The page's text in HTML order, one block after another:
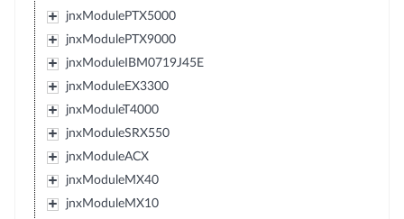
jnxModulePTX5000
jnxModulePTX9000
jnxModuleIBM0719J45E
jnxModuleEX3300
jnxModuleT4000
jnxModuleSRX550
jnxModuleACX
jnxModuleMX40
jnxModuleMX10